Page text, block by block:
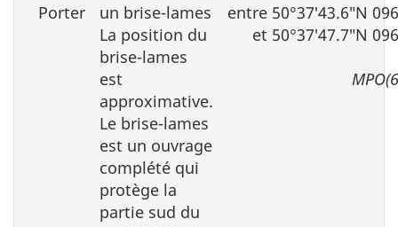
Porter
un brise-lames
La position du
brise-lames
est
approximative.
Le brise-lames
est un ouvrage
complété qui
protège la
partie sud du
entre 50°37′43.6″N
et 50°37′47.7″N